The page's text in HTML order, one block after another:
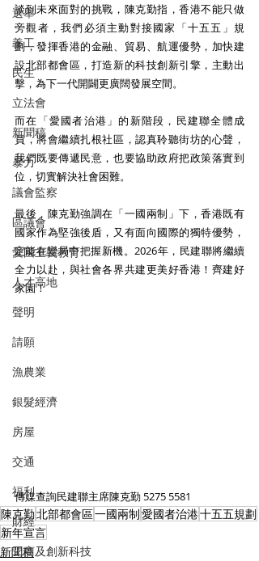
選舉
義工
民生
立法會
新聞稿
暴力
議會監察
區議會
愛國主義教育
人才高地
聲明
請願
漁農業
銀髮經濟
房屋
交通
福利
財經
工商及創新科技
談到未來面對的挑戰，陳克勤指，香港不能只做
旁觀者，我們必須主動對接國家「十五五」規
劃，發揮香港的金融、貿易、航運優勢，加快建
設北部都會區，打造新的科技創新引擎，主動出
擊，為下一代開闢更廣闊發展空間。
而在「愛國者治港」的新階段，民建聯全體成
員，將會繼續扎根社區，認真聆聽街坊的心聲，
我們既要傳遞民意，也要協助政府把政策落實到
位，切實解決社會困難。
最後，陳克勤強調在「一國兩制」下，香港既有
國家作為堅強後盾，又有面向國際的獨特優勢，
定能在變局中把握新機。2026年，民建聯將繼續
全力以赴，與社會各界共建更美好香港！齊建好
家園！
傳媒查詢民建聯主席陳克勤 5275 5581
陳克勤北部都會區一國兩制愛國者治港十五五規劃
新年宣言
新聞稿